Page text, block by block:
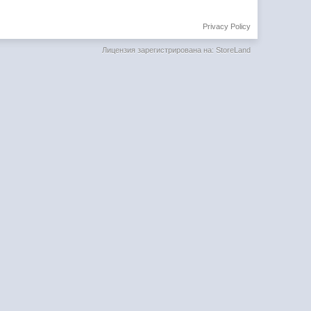
Privacy Policy
Лицензия зарегистрирована на: StoreLand